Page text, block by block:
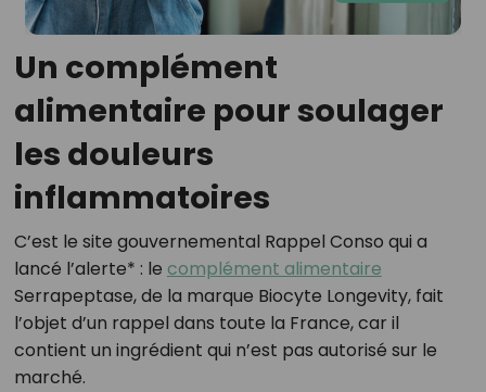
Un complément
alimentaire pour soulager
les douleurs
inflammatoires
C’est le site gouvernemental Rappel Conso qui a
lancé l’alerte* : le complément alimentaire
Serrapeptase, de la marque Biocyte Longevity, fait
l’objet d’un rappel dans toute la France, car il
contient un ingrédient qui n’est pas autorisé sur le
marché.